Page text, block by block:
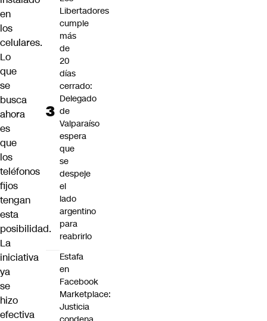
en
los
celulares.
Lo
que
se
busca
ahora
es
que
los
teléfonos
fijos
tengan
esta
posibilidad.
La
iniciativa
ya
se
hizo
efectiva
Libertadores
cumple
más
de
20
días
cerrado:
Delegado
de
Valparaíso
espera
que
se
despeje
el
lado
argentino
para
reabrirlo
Estafa
en
Facebook
Marketplace:
Justicia